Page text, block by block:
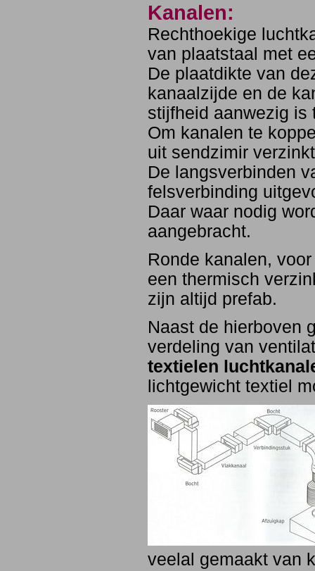
Kanalen:
Rechthoekige
van plaatstaal met
De plaatdikte van
kanaalzijde en de
stijfheid aanwezig is
Om kanalen te
uit sendzimir
De langsverbinden
felsverbinding
Daar waar nodig
aangebracht.
Ronde kanalen,
een thermisch
zijn altijd prefab.
Naast de hierboven
verdeling van
textielen
lichtgewicht textiel
veelal gemaakt van